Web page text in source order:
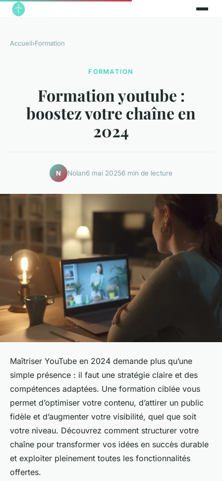
Accueil›Formation
FORMATION
Formation youtube :
boostez votre chaîne en
2024
N Nolan6 mai 20256 min de lecture
Maîtriser YouTube en 2024 demande plus qu’une
simple présence : il faut une stratégie claire et des
compétences adaptées. Une formation ciblée vous
permet d’optimiser votre contenu, d’attirer un public
fidèle et d’augmenter votre visibilité, quel que soit
votre niveau. Découvrez comment structurer votre
chaîne pour transformer vos idées en succès durable
et exploiter pleinement toutes les fonctionnalités
offertes.